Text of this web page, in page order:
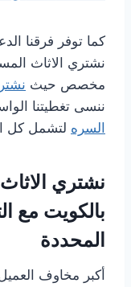
كما توفر فرقنا
نشتري الاثاث
مخصص حيث
ننسى تغطيتنا
السره لتشمل كل
نشتري
بالكويت مع
المحددة
أكبر مخاوف